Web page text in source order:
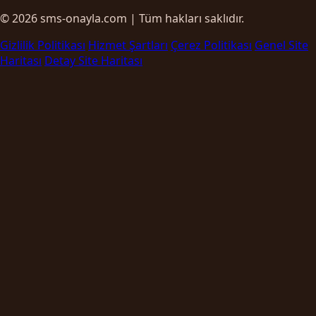
© 2026 sms-onayla.com | Tüm hakları saklıdır.
Gizlilik Politikası Hizmet Şartları Çerez Politikası Genel Site
Haritası Detay Site Haritası